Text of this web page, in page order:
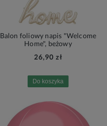
Balon foliowy napis "Welcome
Home", beżowy
26,90 zł
Do koszyka